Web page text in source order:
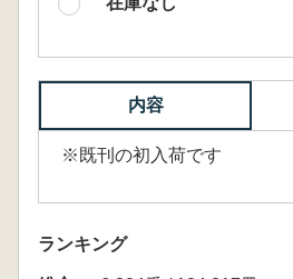
内容
※既刊の初入荷です
ランキング